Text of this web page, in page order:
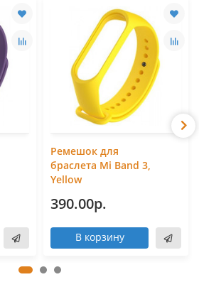
Ремешок для
браслета Mi Band 3,
Yellow
390.00р.
В корзину